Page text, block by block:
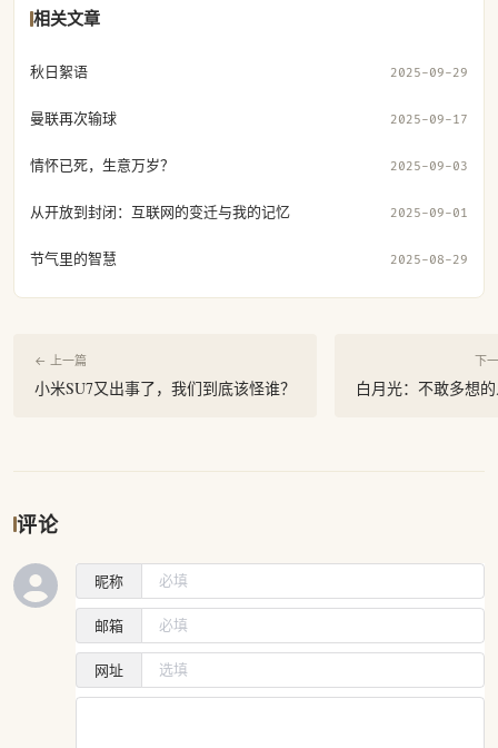
相关文章
秋日絮语 2025-09-29
曼联再次输球 2025-09-17
情怀已死，生意万岁？ 2025-09-03
从开放到封闭：互联网的变迁与我的记忆 2025-09-01
节气里的智慧 2025-08-29
← 上一篇
小米SU7又出事了，我们到底该怪谁？
下
白月光：不敢多想
评论
昵称
邮箱
网址